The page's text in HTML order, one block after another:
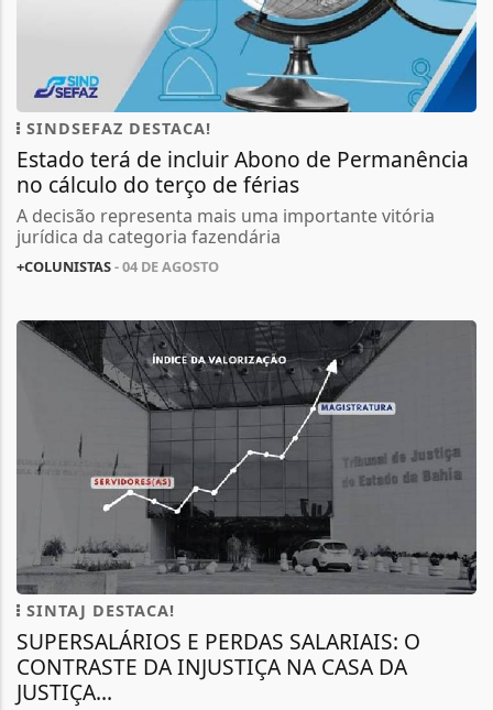
SINDSEFAZ DESTACA!
Estado terá de incluir Abono de Permanência
no cálculo do terço de férias
A decisão representa mais uma importante vitória
jurídica da categoria fazendária
+COLUNISTAS- 04 DE AGOSTO
SINTAJ DESTACA!
SUPERSALÁRIOS E PERDAS SALARIAIS: O
CONTRASTE DA INJUSTIÇA NA CASA DA
JUSTIÇA...